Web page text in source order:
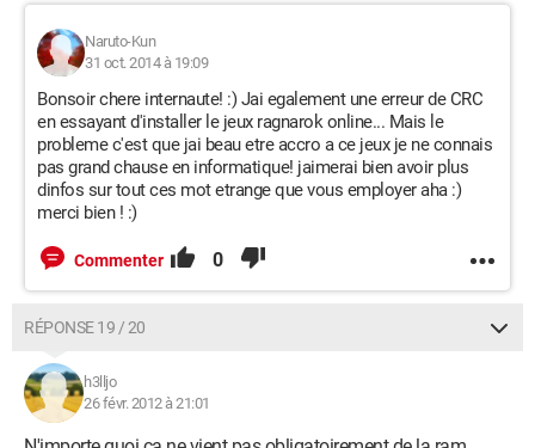
Naruto-Kun
31 oct. 2014 à 19:09
Bonsoir chere internaute! :) Jai egalement une erreur de CRC
en essayant d'installer le jeux ragnarok online... Mais le
probleme c'est que jai beau etre accro a ce jeux je ne connais
pas grand chause en informatique! jaimerai bien avoir plus
dinfos sur tout ces mot etrange que vous employer aha :)
merci bien ! :)
Commenter 0
RÉPONSE 19 / 20
h3lljo
26 févr. 2012 à 21:01